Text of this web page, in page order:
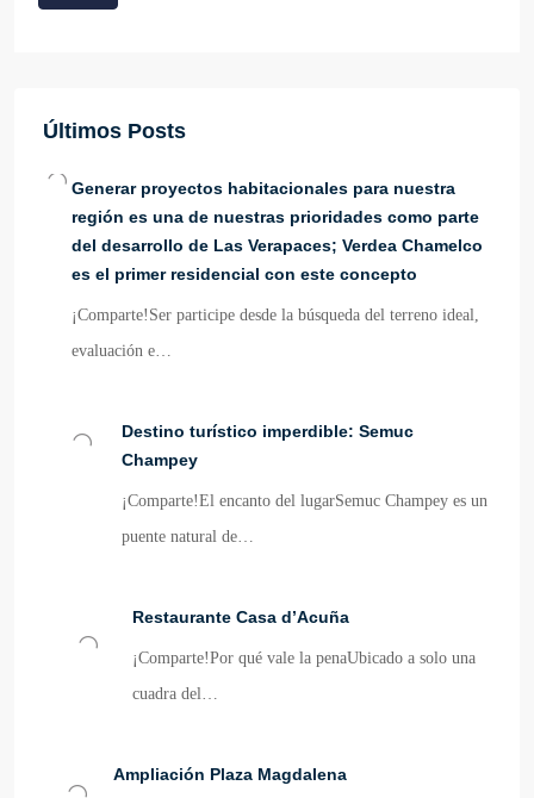
Últimos Posts
Generar proyectos habitacionales para nuestra
región es una de nuestras prioridades como parte
del desarrollo de Las Verapaces; Verdea Chamelco
es el primer residencial con este concepto
¡Comparte!Ser participe desde la búsqueda del terreno ideal,
evaluación e…
Destino turístico imperdible: Semuc
Champey
¡Comparte!El encanto del lugarSemuc Champey es un
puente natural de…
Restaurante Casa d’Acuña
¡Comparte!Por qué vale la penaUbicado a solo una
cuadra del…
Ampliación Plaza Magdalena